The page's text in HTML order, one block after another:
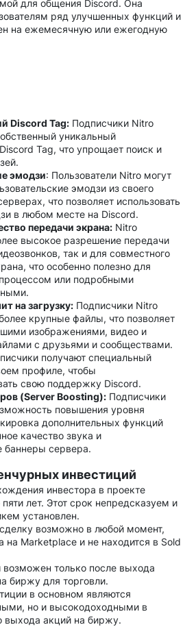
для общения Discord. Она
ряд улучшенных функций и
на ежемесячную или ежегодную
Discord Tag: Подписчики Nitro
уникальный
Tag, что упрощает поиск и
эмодзи: Пользователи Nitro могут
эмодзи из своего
что позволяет использовать
в любом месте на Discord.
передачи экрана: Nitro
высокое разрешение передачи
так и для совместного
что особенно полезно для
или подробными
на загрузку: Подписчики Nitro
крупные файлы, что позволяет
изображениями, видео и
с друзьями и сообществами.
получают специальный
профиле, чтобы
свою поддержку Discord.
(Server Boosting): Подписчики
повышения уровня
дополнительных функций
качество звука и
баннеры сервера.
инвестиций
инвестора в проекте
лет. Этот срок непредсказуем и
установлен.
возможно в любой момент,
на Marketplace и не находится в Sold
только после выхода
биржу для торговли.
в основном являются
но и высокодоходными в
выхода акций на биржу.